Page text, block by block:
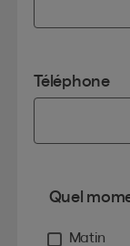
Téléphone
Quel
Matin